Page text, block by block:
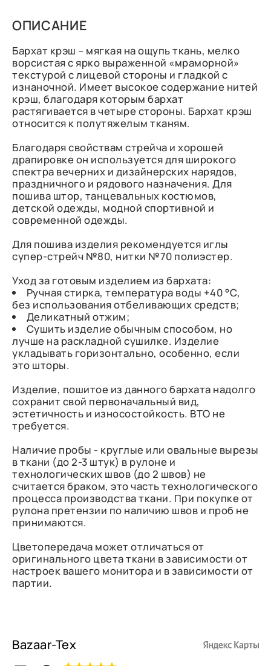
ОПИСАНИЕ
Бархат крэш – мягкая на ощупь ткань, мелко
ворсистая с ярко выраженной «мраморной»
текстурой с лицевой стороны и гладкой с
изнаночной. Имеет высокое содержание нитей
крэш, благодаря которым бархат
растягивается в четыре стороны. Бархат крэш
относится к полутяжелым тканям.
Благодаря свойствам стрейча и хорошей
драпировке он используется для широкого
спектра вечерних и дизайнерских нарядов,
праздничного и рядового назначения. Для
пошива штор, танцевальных костюмов,
детской одежды, модной спортивной и
современной одежды.
Для пошива изделия рекомендуется иглы
супер-стрейч №80, нитки №70 полиэстер.
Уход за готовым изделием из бархата:
Ручная стирка, температура воды +40 °C,
без использования отбеливающих средств;
Деликатный отжим;
Сушить изделие обычным способом, но
лучше на раскладной сушилке. Изделие
укладывать горизонтально, особенно, если
это шторы.
Изделие, пошитое из данного бархата надолго
сохранит свой первоначальный вид,
эстетичность и износостойкость. ВТО не
требуется.
Наличие пробы - круглые или овальные вырезы
в ткани (до 2-3 штук) в рулоне и
технологических швов (до 2 швов) не
считается браком, это часть технологического
процесса производства ткани. При покупке от
рулона претензии по наличию швов и проб не
принимаются.
Цветопередача может отличаться от
оригинального цвета ткани в зависимости от
настроек вашего монитора и в зависимости от
партии.
Bazaar-Tex